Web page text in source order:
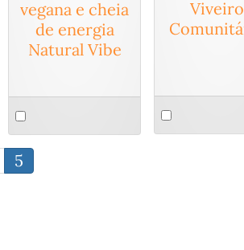
vegana e cheia
de energia
Natural Vibe
Select
an
item
Select
an
5